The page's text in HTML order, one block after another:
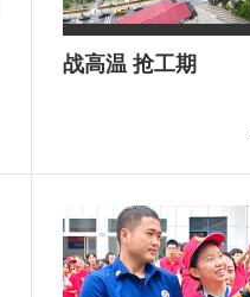
战高温 抢工期